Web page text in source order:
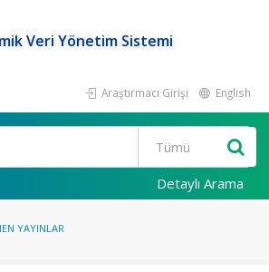
Veri Yönetim Sistemi
Araştırmacı Girişi English
Detaylı Arama
YAYINLAR